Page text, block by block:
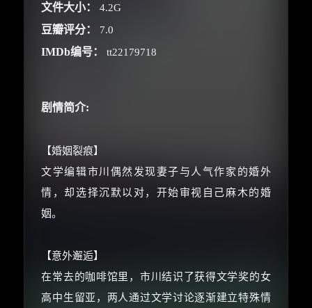
文件大小： 4.2G
豆瓣评分： 7.0
IMDb编号： tt22179718
剧情简介:
【婚姻裂痕】
文学编辑市川偶然发现妻子与人气作家的婚外
情，却选择沉默以对，开始审视自己麻木的婚
姻。
【意外邂逅】
在常去的咖啡馆里，市川结识了获得文学奖的女
高中生留亚，两人通过文学讨论逐渐建立特殊情
你需要的各种会员，都可低价购买！
如夸克12个月送14天 最低75元！